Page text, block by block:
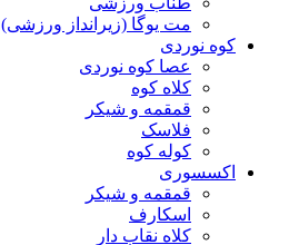
مت یوگا (زیرانداز ورزشی)
کوه نوردی
عصا کوه نوردی
کلاه کوه
قمقمه و شیکر
فلاسک
کوله کوه
اکسسوری
قمقمه و شیکر
اسکارف
کلاه نقاب دار